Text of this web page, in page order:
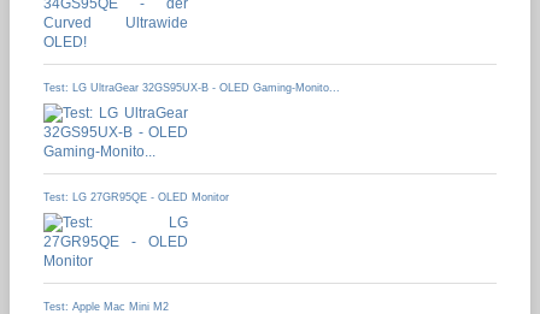
Test: LG UltraGear 32GS95UX-B - OLED Gaming-Monito...
Test: LG 27GR95QE - OLED Monitor
Test: Apple Mac Mini M2